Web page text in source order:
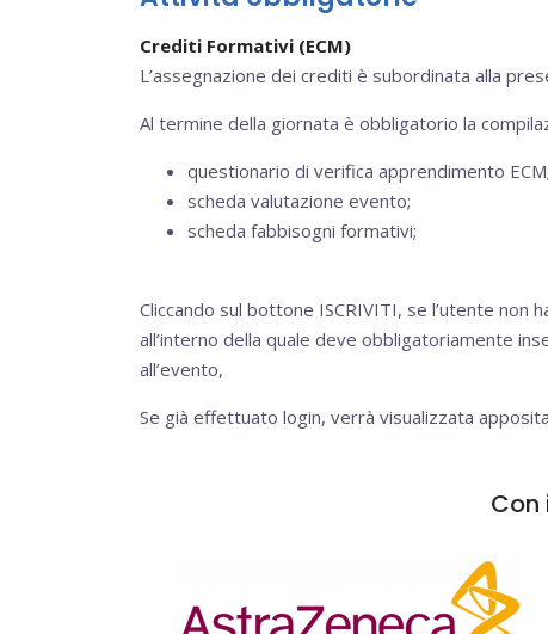
Crediti Formativi (ECM)
L’assegnazione dei crediti è subordinata alla
Al termine della giornata è obbligatorio la
questionario di verifica apprendimento ECM;
scheda valutazione evento;
scheda fabbisogni formativi;
Cliccando sul bottone ISCRIVITI, se l’utente
all’interno della quale deve obbligatoriamente
all’evento,
Se già effettuato login, verrà visualizzata
Con